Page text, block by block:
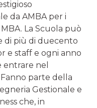
da AMBA per i
La Scuola può
di più di duecento
e staff e ogni anno
nel
parte della
Gestionale e
che, in